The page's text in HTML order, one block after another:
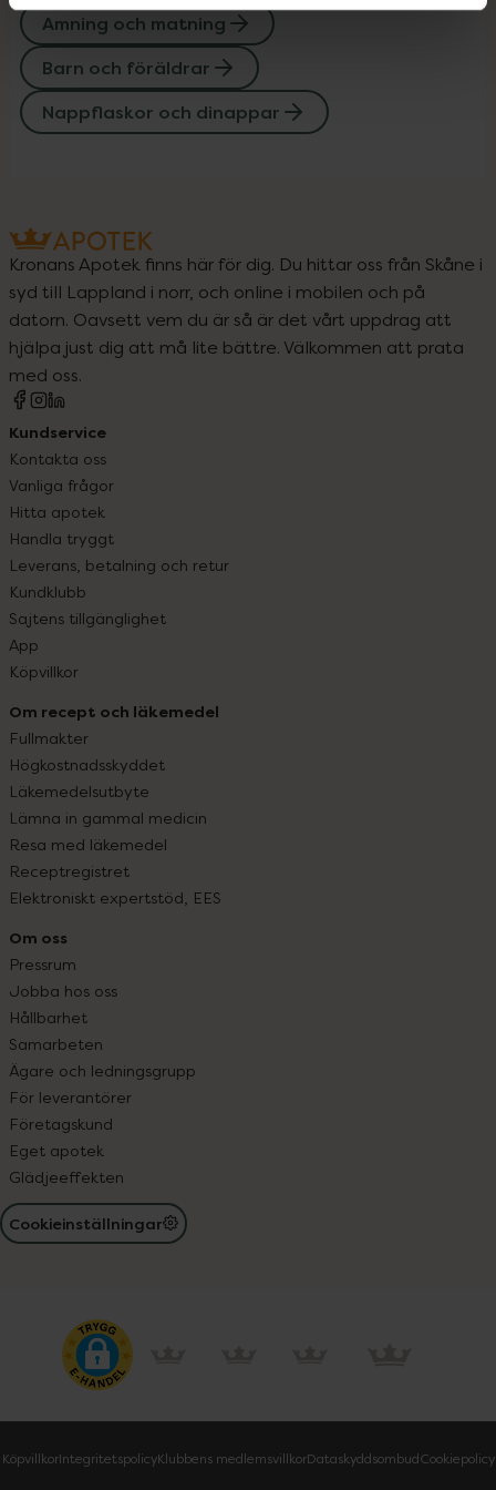
Amning och matning
Barn och föräldrar
Nappflaskor och dinappar
Kronans Apotek finns här för dig. Du hittar oss från Skåne i
syd till Lappland i norr, och online i mobilen och på
datorn. Oavsett vem du är så är det vårt uppdrag att
hjälpa just dig att må lite bättre. Välkommen att prata
med oss.
Kundservice
Kontakta oss
Vanliga frågor
Hitta apotek
Handla tryggt
Leverans, betalning och retur
Kundklubb
Sajtens tillgänglighet
App
Köpvillkor
Om recept och läkemedel
Fullmakter
Högkostnadsskyddet
Läkemedelsutbyte
Lämna in gammal medicin
Resa med läkemedel
Receptregistret
Elektroniskt expertstöd, EES
Om oss
Pressrum
Jobba hos oss
Hållbarhet
Samarbeten
Ägare och ledningsgrupp
För leverantörer
Företagskund
Eget apotek
Glädjeeffekten
Cookieinställningar
KöpvillkorIntegritetspolicyKlubbens medlemsvillkorDataskyddsombudCookiepolicy